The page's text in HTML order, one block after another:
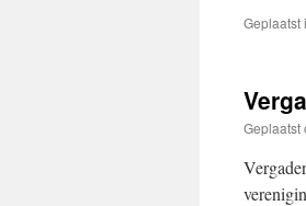
Geplaatst
Geplaatst